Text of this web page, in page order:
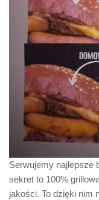
Serwujemy najlepsze
sekret to 100%
jakości. To dzięki nim